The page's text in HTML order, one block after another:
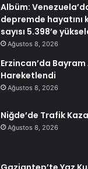
Albüm:
depremde hayatını
sayısı 5.398’e
Ağustos 8, 2026
Erzincan’da Bayram
Hareketlendi
Ağustos 8, 2026
Niğde’de Trafik
Ağustos 8, 2026